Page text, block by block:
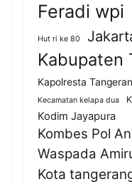
Feradi wpi
Hut ri ke 80
Kabupaten
Kapolresta
Kecamatan kelapa dua
Kodim Jayapura
Kombes Pol
Waspada
Kota